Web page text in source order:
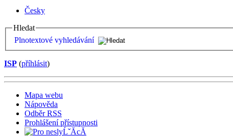
Česky
Hledat
Plnotextové vyhledávání
ISP (příhlásit)
Mapa webu
Nápověda
Odběr RSS
Prohlášení přístupnosti